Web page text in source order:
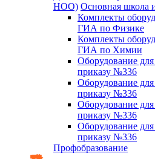
НОО) Основная школа
Комплекты
ГИА по Физике
Комплекты
ГИА по Химии
Оборудование
приказу №336
Оборудование
приказу №336
Оборудование
приказу №336
Оборудование
приказу №336
Профобразование